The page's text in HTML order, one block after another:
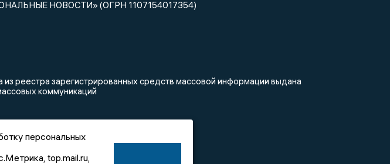
НОВОСТИ» (ОГРН 1107154017354)
реестра зарегистрированных средств массовой информации выдана
коммуникаций
персональных
top.mail.ru,